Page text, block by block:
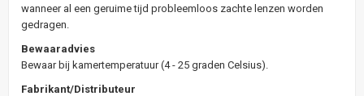
wanneer al een geruime tijd probleemloos zachte lenzen worden
gedragen.
Bewaaradvies
Bewaar bij kamertemperatuur (4 - 25 graden Celsius).
Fabrikant/Distributeur